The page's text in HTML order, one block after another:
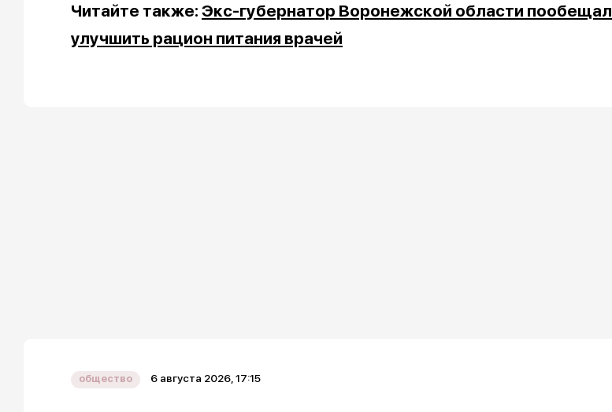
Читайте также: Экс-губернатор Воронежской области пообещал
улучшить рацион питания врачей
общество 6 августа 2026, 17:15